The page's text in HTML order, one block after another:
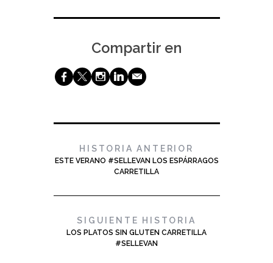
Compartir en
b a x j @
HISTORIA ANTERIOR
ESTE VERANO #SELLEVAN LOS ESPÁRRAGOS
CARRETILLA
SIGUIENTE HISTORIA
LOS PLATOS SIN GLUTEN CARRETILLA
#SELLEVAN